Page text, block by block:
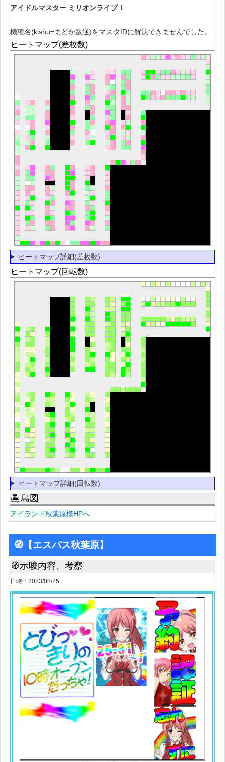
アイドルマスター ミリオンライブ！
機種名(kishu=まどか叛逆)をマスタIDに解決できませんでした。
ヒートマップ(差枚数)
ヒートマップ詳細(差枚数)
ヒートマップ(回転数)
ヒートマップ詳細(回転数)
🏝島図
アイランド秋葉原様HPへ
🧭【エスパス秋葉原】
🧭示唆内容、考察
日時：2023/08/25